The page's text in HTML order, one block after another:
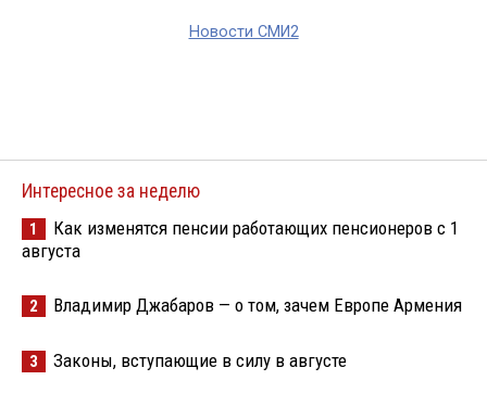
Новости СМИ2
Интересное за неделю
1
Как изменятся пенсии работающих пенсионеров с 1
августа
2 Владимир Джабаров — о том, зачем Европе Армения
3 Законы, вступающие в силу в августе